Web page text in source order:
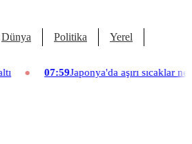
Dünya Politika Yerel
07:59Japonya'da aşırı sıcaklar nedeniyle